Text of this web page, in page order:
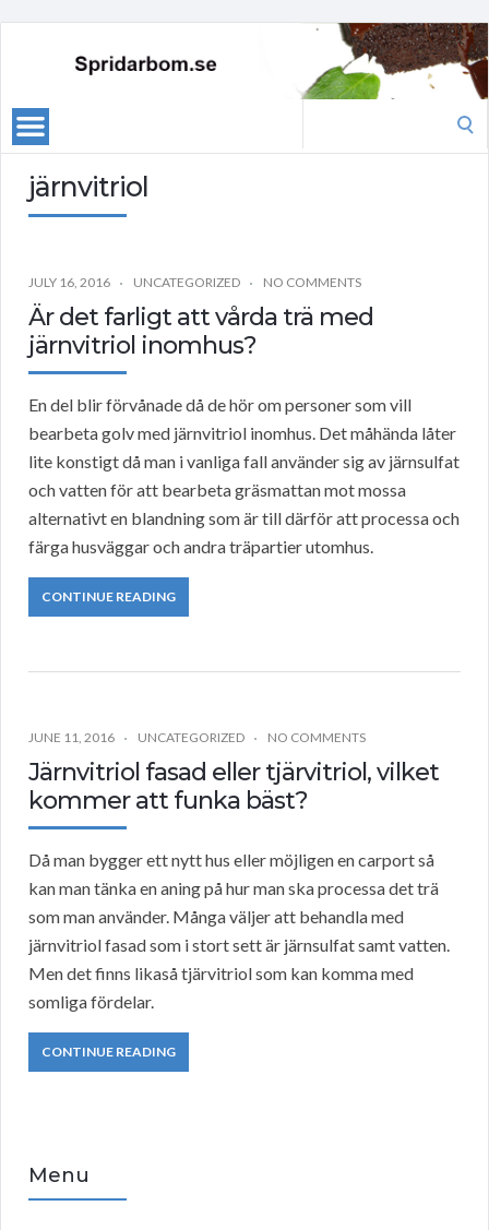
järnvitriol
JULY 16, 2016 UNCATEGORIZED NO COMMENTS
Är det farligt att vårda trä med
järnvitriol inomhus?
En del blir förvånade då de hör om personer som vill
bearbeta golv med järnvitriol inomhus. Det måhända låter
lite konstigt då man i vanliga fall använder sig av järnsulfat
och vatten för att bearbeta gräsmattan mot mossa
alternativt en blandning som är till därför att processa och
färga husväggar och andra träpartier utomhus.
CONTINUE READING
JUNE 11, 2016 UNCATEGORIZED NO COMMENTS
Järnvitriol fasad eller tjärvitriol, vilket
kommer att funka bäst?
Då man bygger ett nytt hus eller möjligen en carport så
kan man tänka en aning på hur man ska processa det trä
som man använder. Många väljer att behandla med
järnvitriol fasad som i stort sett är järnsulfat samt vatten.
Men det finns likaså tjärvitriol som kan komma med
somliga fördelar.
CONTINUE READING
Menu